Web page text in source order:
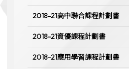
2018-21高中聯合課程計劃書
2018-21資優課程計劃書
2018-21應用學習課程計劃書